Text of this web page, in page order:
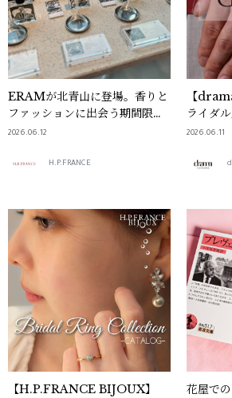
ERAMが北青山に登場。香りと
ファッションに出会う期間限定
ストア
2026.06.12
H.P.FRANCE
【
ライダ
2026.06.11
【H.P.FRANCE BIJOUX】
花屋で